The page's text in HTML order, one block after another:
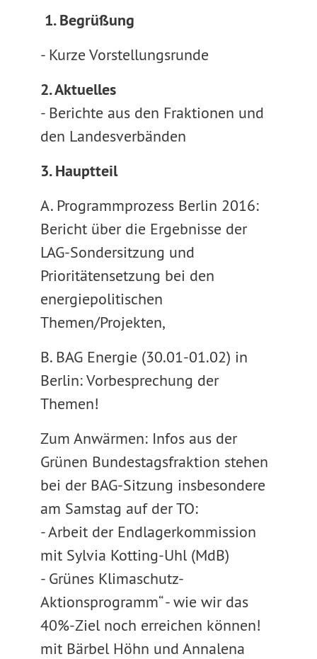
1. Begrüßung
- Kurze Vorstellungsrunde
2. Aktuelles
- Berichte aus den Fraktionen und
den Landesverbänden
3. Hauptteil
A. Programmprozess Berlin 2016:
Bericht über die Ergebnisse der
LAG-Sondersitzung und
Prioritätensetzung bei den
energiepolitischen
Themen/Projekten,
B. BAG Energie (30.01-01.02) in
Berlin: Vorbesprechung der
Themen!
Zum Anwärmen: Infos aus der
Grünen Bundestagsfraktion stehen
bei der BAG-Sitzung insbesondere
am Samstag auf der TO:
- Arbeit der Endlagerkommission
mit Sylvia Kotting-Uhl (MdB)
- Grünes Klimaschutz-
Aktionsprogramm“ - wie wir das
40%-Ziel noch erreichen können!
mit Bärbel Höhn und Annalena